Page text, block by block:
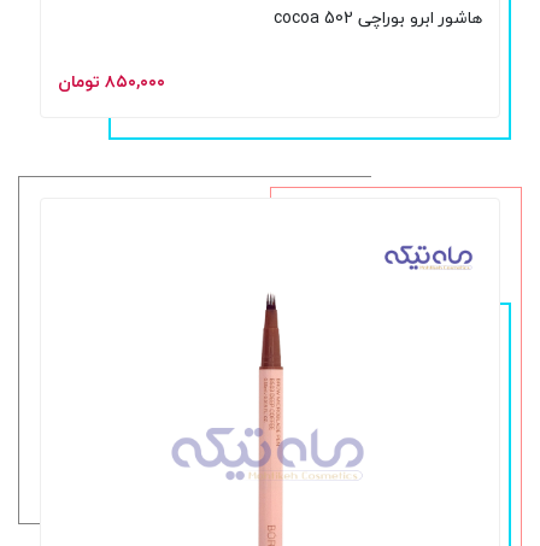
هاشور ابرو بوراچی 502 cocoa
۸۵۰,۰۰۰ تومان